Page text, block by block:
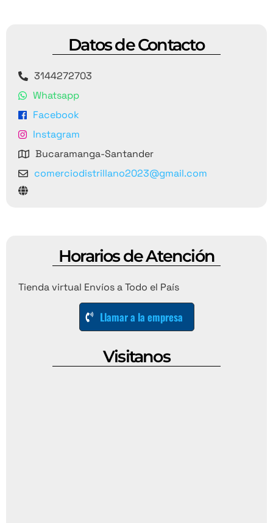
Datos de Contacto
3144272703
Whatsapp
Facebook
Instagram
Bucaramanga-Santander
comerciodistrillano2023@gmail.com
Horarios de Atención
Tienda virtual Envíos a Todo el País
Llamar a la empresa
Visitanos